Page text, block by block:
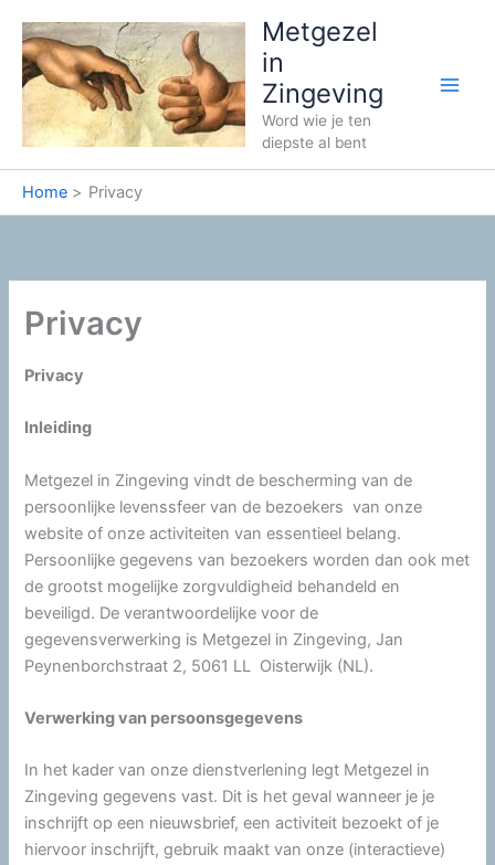
naar
inhoud
Metgezel
in
Zingeving
Word wie je ten
diepste al bent
Home Privacy
Privacy
Privacy
Inleiding
Metgezel in Zingeving vindt de bescherming van de
persoonlijke levenssfeer van de bezoekers van onze
website of onze activiteiten van essentieel belang.
Persoonlijke gegevens van bezoekers worden dan ook met
de grootst mogelijke zorgvuldigheid behandeld en
beveiligd. De verantwoordelijke voor de
gegevensverwerking is Metgezel in Zingeving, Jan
Peynenborchstraat 2, 5061 LL Oisterwijk (NL).
Verwerking van persoonsgegevens
In het kader van onze dienstverlening legt Metgezel in
Zingeving gegevens vast. Dit is het geval wanneer je je
inschrijft op een nieuwsbrief, een activiteit bezoekt of je
hiervoor inschrijft, gebruik maakt van onze (interactieve)